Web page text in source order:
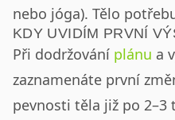
nebo jóga). Tělo
KDY UVIDÍM PRVNÍ
Při dodržování plánu a
zaznamenáte první
pevnosti těla již po 2–3